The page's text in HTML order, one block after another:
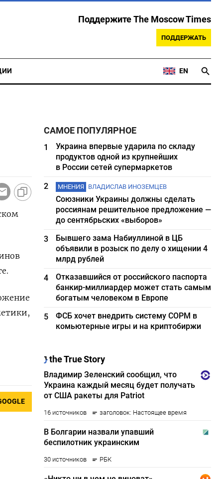
Поддержите The Moscow Times
ПОДДЕРЖАТЬ
EN
САМОЕ ПОПУЛЯРНОЕ
1
Украина впервые ударила по складу
продуктов одной из крупнейших
в России сетей супермаркетов
2
МНЕНИЯ ВЛАДИСЛАВ ИНОЗЕМЦЕВ
Союзники Украины должны сделать
россиянам решительное предложение —
до сентябрьских «выборов»
3
Бывшего зама Набиуллиной в ЦБ
объявили в розыск по делу о хищении 4
млрд рублей
4
Отказавшийся от российского паспорта
банкир-миллиардер может стать самым
богатым человеком в Европе
5
ФСБ хочет внедрить систему СОРМ в
комьютерные игры и на криптобиржи